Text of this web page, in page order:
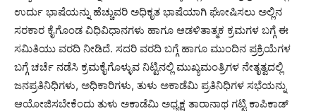
ಉರ್ದು ಭಾಷೆಯನ್ನು ಹೆಚ್ಚುವರಿ ಅಧಿಕೃತ ಭಾಷೆಯಾಗಿ ಘೋಷಿಸಲು ಅಲ್ಲಿನ
ಸರಕಾರ ಕೈಗೊಂಡ ವಿಧಿವಿಧಾನಗಳು ಹಾಗೂ ಆಡಳಿತಾತ್ಮಕ ಕ್ರಮಗಳ ಬಗ್ಗೆ ಈ
ಸಮಿತಿಯು ವರದಿ ನೀಡಿದೆ. ಸದರಿ ವರದಿ ಬಗ್ಗೆ ಹಾಗೂ ಮುಂದಿನ ಪ್ರಕ್ರಿಯೆಗಳ
ಬಗ್ಗೆ ಚರ್ಚೆ ನಡೆಸಿ ಕ್ರಮಕೈಗೊಳ್ಳುವ ನಿಟ್ಟಿನಲ್ಲಿ ಮುಖ್ಯಮಂತ್ರಿಗಳ ನೇತೃತ್ವದಲ್ಲಿ
ಜನಪ್ರತಿನಿಧಿಗಳು, ಅಧಿಕಾರಿಗಳು, ತುಳು ಅಕಾಡೆಮಿ ಪ್ರತಿನಿಧಿಗಳ ಸಭೆಯನ್ನು
ಆಯೋಜಿಸಬೇಕೆಂದು ತುಳು ಅಕಾಡೆಮಿ ಅಧ್ಯಕ್ಷ ತಾರಾನಾಥ ಗಟ್ಟಿ ಕಾಪಿಕಾಡ್